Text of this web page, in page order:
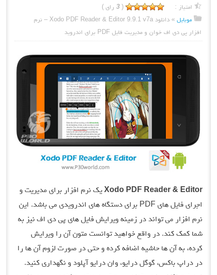
امتیاز : (
3 رای )
موبایل »
دانلود Xodo PDF Reader & Editor 9.9.1 v7a – نرم
افزار پی دی اف خوان و مدیریت فایل PDF برای اندروید
Xodo PDF Reader & Editor یک نرم افزار برای مدیریت و
اجرای فایل های PDF برای دستگاه های اندرویدی می باشد. این
نرم افزار می تواند در زمینه ویرایش فایل های پی دی اف نیز به
شما کمک کند. در واقع خواهید توانست متون آن را ویرایش
کرده، به آن ها حاشیه اضافه کرده و حتی در صورت لزوم آن ها را
در دراپ باکس، گوگل درایو، وان درایو آپلود و نگهداری کنید.